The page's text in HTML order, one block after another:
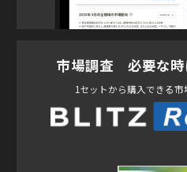
市場調査 必要な時
1セットから購入できる